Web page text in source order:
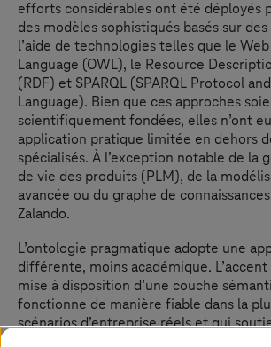
efforts considérables ont été déployés
des modèles sophistiqués basés sur
l’aide de technologies telles que le
Language (OWL), le Resource
(RDF) et SPARQL (SPARQL Protocol
Language). Bien que ces approches
scientifiquement fondées, elles n’ont
application pratique limitée en dehors
spécialisés. À l’exception notable de la
de vie des produits (PLM), de la
avancée ou du graphe de
Zalando.
L’ontologie pragmatique adopte une
différente, moins académique.
mise à disposition d’une couche
fonctionne de manière fiable dans la
scénarios d’entreprise réels et qui